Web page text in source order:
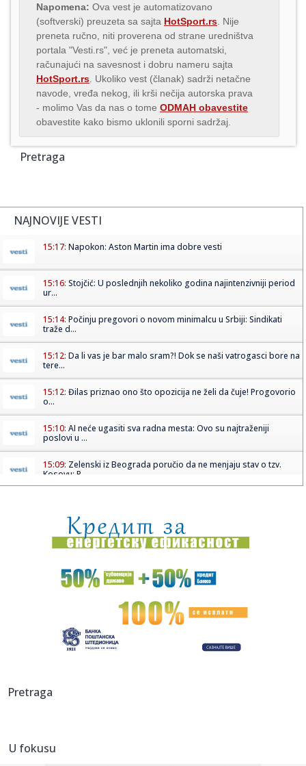
Napomena: Ova vest je automatizovano
(softverski) preuzeta sa sajta HotSport.rs . Nije
preneta ručno, niti proverena od strane uredništva
portala "Vesti.rs", već je preneta automatski,
računajući na savesnost i dobru nameru sajta
HotSport.rs . Ukoliko vest (članak) sadrži netačne
navode, vređa nekog, ili krši nečija autorska prava
- molimo Vas da nas o tome ODMAH obavestite
obavestite kako bismo uklonili sporni sadržaj.
Pretraga
NAJNOVIJE VESTI
15:17: Napokon: Aston Martin ima dobre vesti
15:16: Stojčić: U poslednjih nekoliko godina najintenzivniji period
ur...
15:14: Počinju pregovori o novom minimalcu u Srbiji: Sindikati
traže d...
15:12: Da li vas je bar malo sram?! Dok se naši vatrogasci bore na
tere...
15:12: Đilas priznao ono što opozicija ne želi da čuje! Progovorio
o...
15:10: AI neće ugasiti sva radna mesta: Ovo su najtraženiji
poslovi u ...
15:09: Zelenski iz Beograda poručio da ne menjaju stav o tzv.
Kosovu; P...
15:05:Buick Electra L7 EV
15:05:PARTIZANU SE OTVARAJU VRATA ZA MILOŠEVIĆA?! Štutgart
gomila na...
Iranskog vrhovnog vođe nema nigde. Ko onda vodi Iran?
15:03:Suzana Mančić o prvim danima sa unukom Mijatom: Tek da
pogodila emir...
15:02:
Pretraga
U fokusu